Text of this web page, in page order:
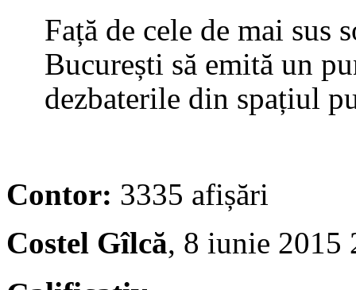
Față de cele de mai
București să emită un
dezbaterile din spațiul
Contor: 3335 afișări
Costel Gîlcă, 8 iunie 2015